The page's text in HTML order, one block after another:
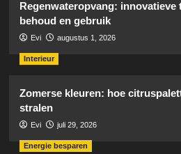
Regenwateropvang:
behoud en gebruik
Evi augustus 1, 2026
Interieur
Zomerse kleuren: hoe
stralen
Evi juli 29, 2026
Energie besparen